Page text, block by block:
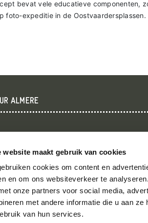
website maakt gebruik van cookies
cookies om content en
en om ons websiteverkeer te
onze partners voor social media,
met andere informatie die u aan
van hun services.
bevat vele educatieve componenten,
foto-expeditie in de
ALMERE
Jaarverslag Nieuwsarchief
Algemene
Disclaimer